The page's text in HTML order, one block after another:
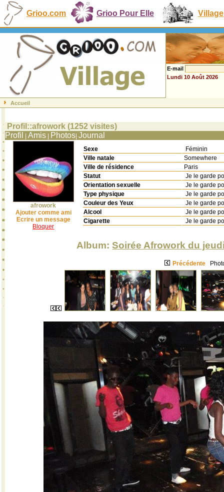
Grioo.com Grioo Pour Elle Village
E-mail
Lundi 10 Août 2026
Accueil
Profil::afrowork (1252 visites)
Profil
Amis Photos Journal
afrowork
Ajouter comme ami
Ecrire un message
Bloquer
Sexe
Féminin
Ville natale
Somewhere
Ville de résidence
Paris
Statut
Je le garde
Orientation sexuelle
Je le garde
Type physique
Je le garde
Couleur des Yeux
Je le garde
Alcool
Je le garde
Cigarette
Je le garde
Album:Soirée Afrowork du
Précédente